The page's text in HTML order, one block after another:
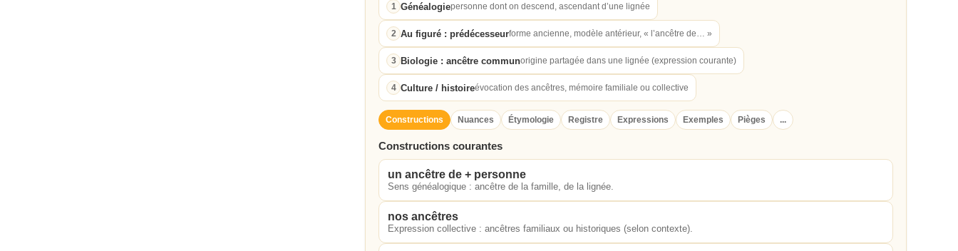
1 Généalogiepersonne dont on descend, ascendant d’une lignée
2 Au figuré : prédécesseurforme ancienne, modèle antérieur, « l’ancêtre de… »
3 Biologie : ancêtre communorigine partagée dans une lignée (expression courante)
4 Culture / histoireévocation des ancêtres, mémoire familiale ou collective
Constructions Nuances Étymologie Registre Expressions Exemples Pièges ...
Constructions courantes
un ancêtre de + personne
Sens généalogique : ancêtre de la famille, de la lignée.
nos ancêtres
Expression collective : ancêtres familiaux ou historiques (selon contexte).